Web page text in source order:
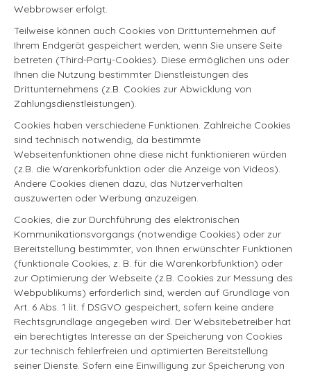
Webbrowser erfolgt.
Teilweise können auch Cookies von Drittunternehmen auf
Ihrem Endgerät gespeichert werden, wenn Sie unsere Seite
betreten (Third-Party-Cookies). Diese ermöglichen uns oder
Ihnen die Nutzung bestimmter Dienstleistungen des
Drittunternehmens (z.B. Cookies zur Abwicklung von
Zahlungsdienstleistungen).
Cookies haben verschiedene Funktionen. Zahlreiche Cookies
sind technisch notwendig, da bestimmte
Webseitenfunktionen ohne diese nicht funktionieren würden
(z.B. die Warenkorbfunktion oder die Anzeige von Videos).
Andere Cookies dienen dazu, das Nutzerverhalten
auszuwerten oder Werbung anzuzeigen.
Cookies, die zur Durchführung des elektronischen
Kommunikationsvorgangs (notwendige Cookies) oder zur
Bereitstellung bestimmter, von Ihnen erwünschter Funktionen
(funktionale Cookies, z. B. für die Warenkorbfunktion) oder
zur Optimierung der Webseite (z.B. Cookies zur Messung des
Webpublikums) erforderlich sind, werden auf Grundlage von
Art. 6 Abs. 1 lit. f DSGVO gespeichert, sofern keine andere
Rechtsgrundlage angegeben wird. Der Websitebetreiber hat
ein berechtigtes Interesse an der Speicherung von Cookies
zur technisch fehlerfreien und optimierten Bereitstellung
seiner Dienste. Sofern eine Einwilligung zur Speicherung von